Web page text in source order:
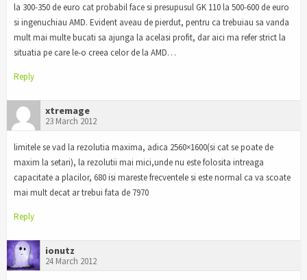
la 300-350 de euro cat probabil face si presupusul GK 110 la 500-600 de euro
si ingenuchiau AMD. Evident aveau de pierdut, pentru ca trebuiau sa vanda
mult mai multe bucati sa ajunga la acelasi profit, dar aici ma refer strict la
situatia pe care le-o creea celor de la AMD…
Reply
xtremage
23 March 2012
limitele se vad la rezolutia maxima, adica 2560×1600(si cat se poate de
maxim la setari), la rezolutii mai mici,unde nu este folosita intreaga
capacitate a placilor, 680 isi mareste frecventele si este normal ca va scoate
mai mult decat ar trebui fata de 7970
Reply
ionutz
24 March 2012